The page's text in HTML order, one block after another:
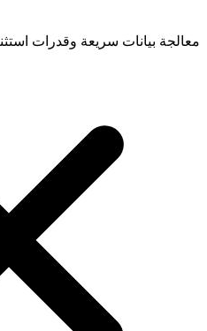
معالجة بيانات سريعة وقدرات